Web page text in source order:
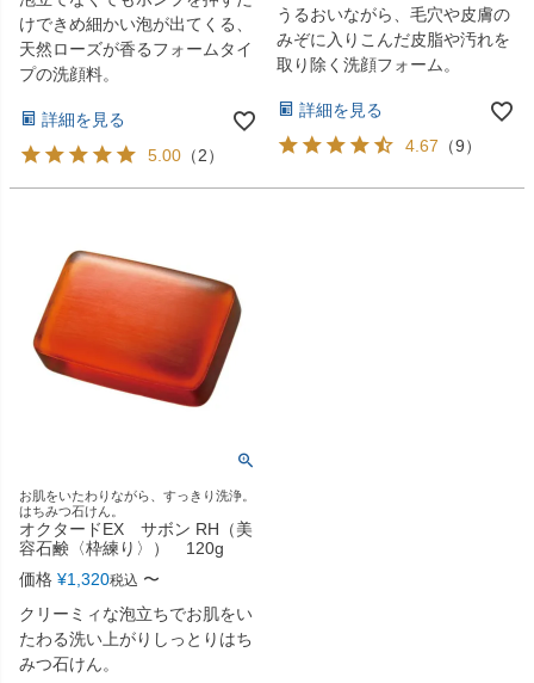
けできめ細かい泡が出てくる、
天然ローズが香るフォームタイ
プの洗顔料。
詳細を見る
5.00 （2）
うるおいながら、毛穴や皮膚の
みぞに入りこんだ皮脂や汚れを
取り除く洗顔フォーム。
詳細を見る
4.67 （9）
お肌をいたわりながら、すっきり洗浄。
はちみつ石けん。
オクタードEX サボン RH（美
容石鹸〈枠練り〉） 120g
価格 ¥1,320税込 〜
クリーミィな泡立ちでお肌をい
たわる洗い上がりしっとりはち
みつ石けん。